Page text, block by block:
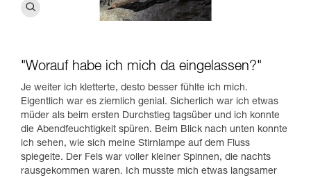
"Worauf habe ich mich da eingelassen?"
Je weiter ich kletterte, desto besser fühlte ich mich.
Eigentlich war es ziemlich genial. Sicherlich war ich etwas
müder als beim ersten Durchstieg tagsüber und ich konnte
die Abendfeuchtigkeit spüren. Beim Blick nach unten konnte
ich sehen, wie sich meine Stirnlampe auf dem Fluss
spiegelte. Der Fels war voller kleiner Spinnen, die nachts
rausgekommen waren. Ich musste mich etwas langsamer